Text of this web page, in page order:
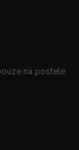
na postele